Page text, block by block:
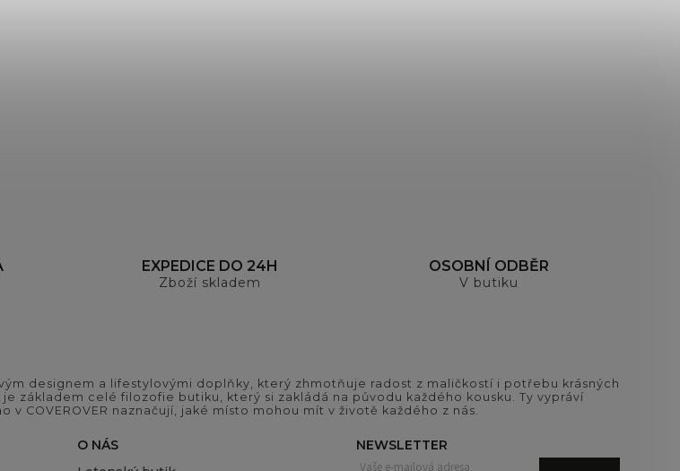
EXPEDICE DO 24H
Zboží skladem
OSOBNÍ ODBĚR
V butiku
designem a lifestylovými doplňky, který zhmotňuje radost z maličkostí i potřebu krásných
základem celé filozofie butiku, který si zakládá na původu každého kousku. Ty vypráví
COVEROVER naznačují, jaké místo mohou mít v životě každého z nás.
O NÁS
NEWSLETTER